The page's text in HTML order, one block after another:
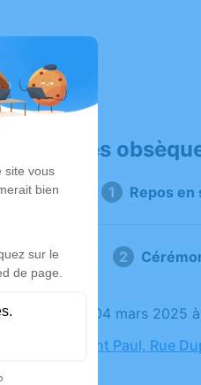
Déroulé des
1 Repos en
2
Le mardi 04 mars 2025
Église Saint Paul, Rue